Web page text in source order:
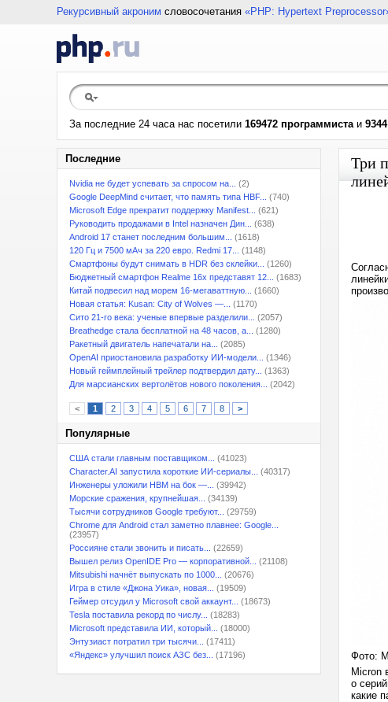
Рекурсивный акроним словосочетания «PHP: Hypertext
За последние 24 часа нас посетили 169472 программистаи
Последние
Nvidia не будет успевать за спросом на...
(2)
Google DeepMind считает, что память типа HBF...
(740)
Microsoft Edge прекратит поддержку Manifest...
(621)
Руководить продажами в Intel назначен Дин...
(638)
Android 17 станет последним большим...
(1618)
120 Гц и 7500 мАч за 220 евро. Redmi 17...
(1148)
Смартфоны будут снимать в HDR без склейки...
(1260)
Бюджетный смартфон Realme 16x представят 12...
(1683)
Китай подвесил над морем 16-мегаваттную...
(1660)
Новая статья: Kusan: City of Wolves —...
(1170)
Сито 21-го века: ученые впервые разделили...
(2057)
Breathedge стала бесплатной на 48 часов, а...
(1280)
Ракетный двигатель напечатали на...
(2085)
OpenAI приостановила разработку ИИ-модели...
(1346)
Новый геймплейный трейлер подтвердил дату...
(1363)
Для марсианских вертолётов нового поколения...
(2042)
< 1 2 3 4 5 6 7 8 >
Популярные
США стали главным поставщиком...
(41023)
Character.AI запустила короткие ИИ-сериалы...
(40317)
Инженеры уложили HBM на бок —...
(39942)
Морские сражения, крупнейшая...
(34139)
Тысячи сотрудников Google требуют...
(29759)
Chrome для Android стал заметно плавнее: Google...
(23957)
Россияне стали звонить и писать...
(22659)
Вышел релиз OpenIDE Pro — корпоративной...
(21108)
Mitsubishi начнёт выпускать по 1000...
(20676)
Игра в стиле «Джона Уика», новая...
(19509)
Геймер отсудил у Microsoft свой аккаунт...
(18673)
Tesla поставила рекорд по числу...
(18283)
Microsoft представила ИИ, который...
(18000)
Энтузиаст потратил три тысячи...
(17411)
«Яндекс» улучшил поиск АЗС без...
(17196)
Три
Фото:
Micron
о
какие